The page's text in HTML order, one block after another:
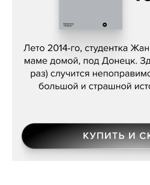
Сергей Лебедев,